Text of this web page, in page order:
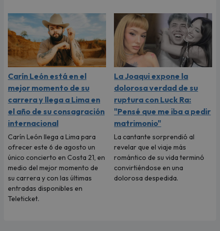
Carín León está en el
mejor momento de su
carrera y llega a Lima en
el año de su consagración
internacional
Carín León llega a Lima para
ofrecer este 6 de agosto un
único concierto en Costa 21, en
medio del mejor momento de
su carrera y con las últimas
entradas disponibles en
Teleticket.
La Joaqui expone la
dolorosa verdad de su
ruptura con Luck Ra:
"Pensé que me iba a pedir
matrimonio"
La cantante sorprendió al
revelar que el viaje más
romántico de su vida terminó
convirtiéndose en una
dolorosa despedida.